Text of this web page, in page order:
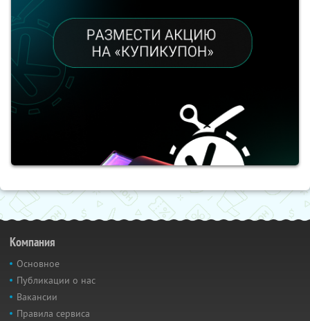
Компания
Основное
Публикации о нас
Вакансии
Правила сервиса